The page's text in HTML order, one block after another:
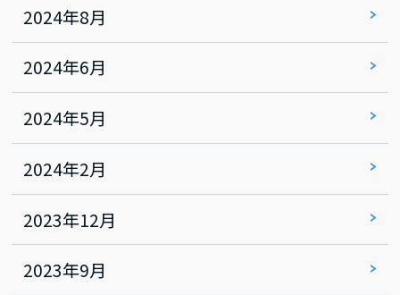
2024年8月
2024年6月
2024年5月
2024年2月
2023年12月
2023年9月